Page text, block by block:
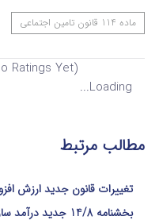
ماده 114 قانون تامین اجتماعی
(No Ratings Yet)
Loading...
مطالب مرتبط
تغییرات قانون جدید ارزش
بخشنامه 14/8 جدید درآمد سازمان تامین اجتماعی